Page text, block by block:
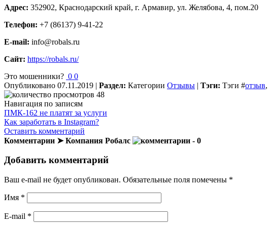
Адрес: 352902, Краснодарский край, г. Армавир, ул. Желябова, 4, пом.20
Телефон: +7 (86137) 9-41-22
E-mail: info@robals.ru
Сайт: https://robals.ru/
Это мошенники? 0 0
Опубликовано 07.11.2019 | Раздел: Категории Отзывы | Тэги: Тэги #отзыв,
48
Навигация по записям
ПМК-162 не платят за услуги
Как заработать в Instagram?
Оставить комментарий
Комментарии ➤ Компания Робалс
- 0
Добавить комментарий
Ваш e-mail не будет опубликован. Обязательные поля помечены *
Имя *
E-mail *